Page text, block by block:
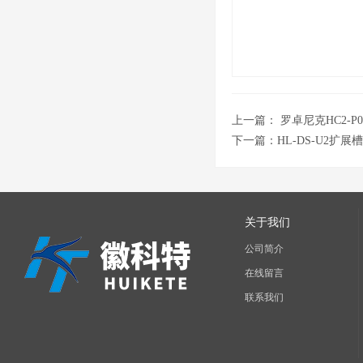
上一篇： 罗卓尼克HC2-
下一篇： HL-DS-U2扩展
关于我们
公司简介
在线留言
联系我们